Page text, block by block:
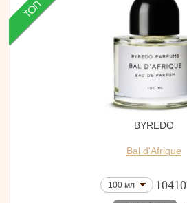
BYREDO
Bal d'Afrique
100 мл 10410